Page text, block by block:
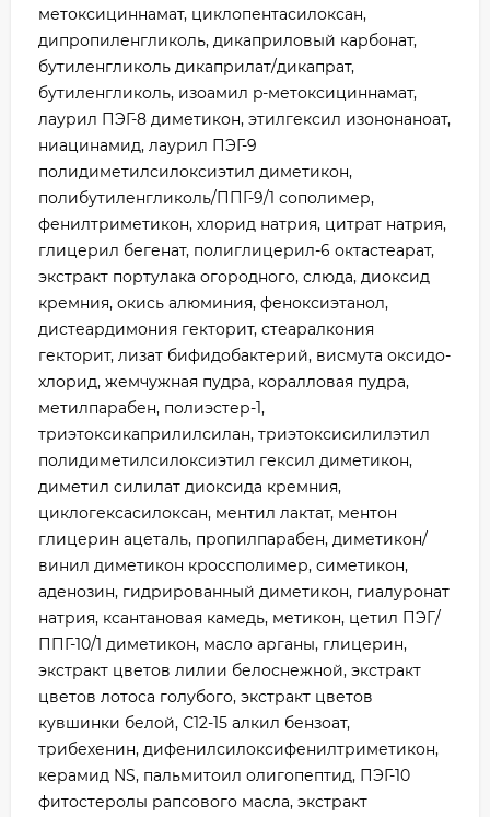
метоксициннамат, циклопентасилоксан,
дипропиленгликоль, дикаприловый карбонат,
бутиленгликоль дикаприлат/дикапрат,
бутиленгликоль, изоамил p-метоксициннамат,
лаурил ПЭГ-8 диметикон, этилгексил изононаноат,
ниацинамид, лаурил ПЭГ-9
полидиметилсилоксиэтил диметикон,
полибутиленгликоль/ППГ-9/1 сополимер,
фенилтриметикон, хлорид натрия, цитрат натрия,
глицерил бегенат, полиглицерил-6 октастеарат,
экстракт портулака огородного, слюда, диоксид
кремния, окись алюминия, феноксиэтанол,
дистеардимония гекторит, стеаралкония
гекторит, лизат бифидобактерий, висмута оксидо-
хлорид, жемчужная пудра, коралловая пудра,
метилпарабен, полиэстер-1,
триэтоксикаприлилсилан, триэтоксисилилэтил
полидиметилсилоксиэтил гексил диметикон,
диметил силилат диоксида кремния,
циклогексасилоксан, ментил лактат, ментон
глицерин ацеталь, пропилпарабен, диметикон/
винил диметикон кроссполимер, симетикон,
аденозин, гидрированный диметикон, гиалуронат
натрия, ксантановая камедь, метикон, цетил ПЭГ/
ППГ-10/1 диметикон, масло арганы, глицерин,
экстракт цветов лилии белоснежной, экстракт
цветов лотоса голубого, экстракт цветов
кувшинки белой, С12-15 алкил бензоат,
трибехенин, дифенилсилоксифенилтриметикон,
керамид NS, пальмитоил олигопептид, ПЭГ-10
фитостеролы рапсового масла, экстракт